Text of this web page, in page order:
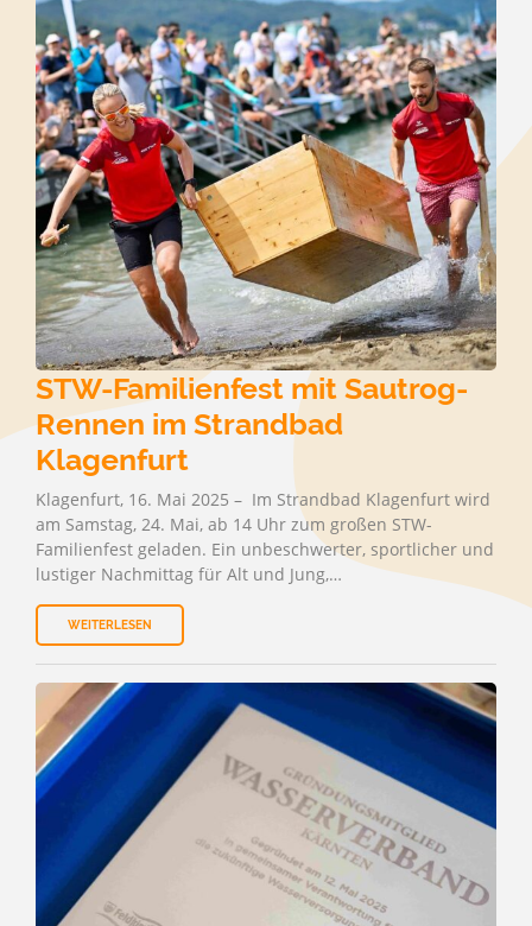
STW-Familienfest mit Sautrog-
Rennen im Strandbad
Klagenfurt
Klagenfurt, 16. Mai 2025 – Im Strandbad Klagenfurt wird
am Samstag, 24. Mai, ab 14 Uhr zum großen STW-
Familienfest geladen. Ein unbeschwerter, sportlicher und
lustiger Nachmittag für Alt und Jung,…
WEITERLESEN